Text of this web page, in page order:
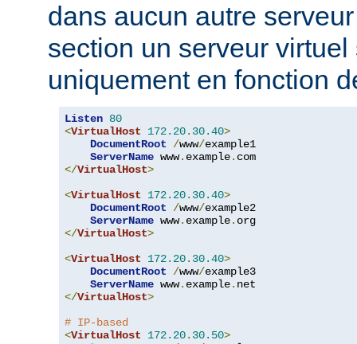
dans aucun autre
section un serveur
uniquement en fonction
Listen 80
<VirtualHost 172.20. 30.40>
DocumentRoot
/www/example1
ServerName www. example.
</VirtualHost>
<VirtualHost 172.20. 30.40>
DocumentRoot
/www/example2
ServerName www. example.
</VirtualHost>
<VirtualHost 172.20. 30.40>
DocumentRoot
/www/example3
ServerName www. example.
</VirtualHost>
# IP-based
<VirtualHost 172.20. 30.50>